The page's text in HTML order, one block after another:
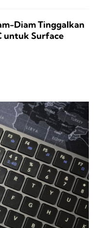
Diam Tinggalkan
untuk Surface